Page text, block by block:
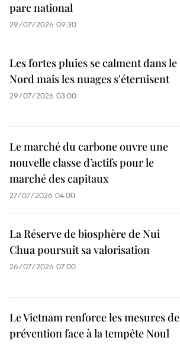
parc national
29/07/2026 09:30
Les fortes pluies se calment dans le
Nord mais les nuages s'éternisent
29/07/2026 03:00
Le marché du carbone ouvre une
nouvelle classe d’actifs pour le
marché des capitaux
27/07/2026 04:00
La Réserve de biosphère de Nui
Chua poursuit sa valorisation
26/07/2026 07:00
Le Vietnam renforce les mesures de
prévention face à la tempête Noul